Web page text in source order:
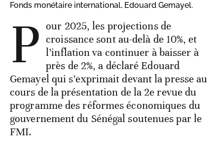
Fonds monétaire international, Edouard Gemayel.
P our 2025, les projections de
croissance sont au-delà de 10%, et
l’inflation va continuer à baisser à
près de 2%, a déclaré Edouard
Gemayel qui s’exprimait devant la presse au
cours de la présentation de la 2e revue du
programme des réformes économiques du
gouvernement du Sénégal soutenues par le
FMI.